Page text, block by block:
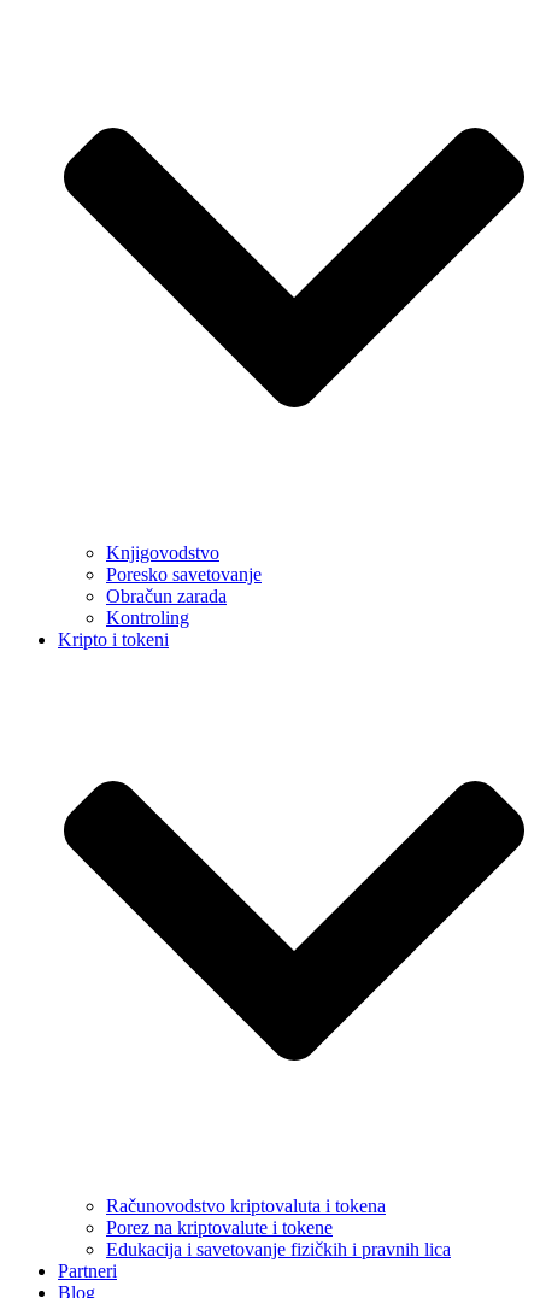
Knjigovodstvo
Poresko savetovanje
Obračun zarada
Kontroling
Kripto i tokeni
Računovodstvo kriptovaluta i tokena
Porez na kriptovalute i tokene
Edukacija i savetovanje fizičkih i pravnih lica
Partneri
Blog